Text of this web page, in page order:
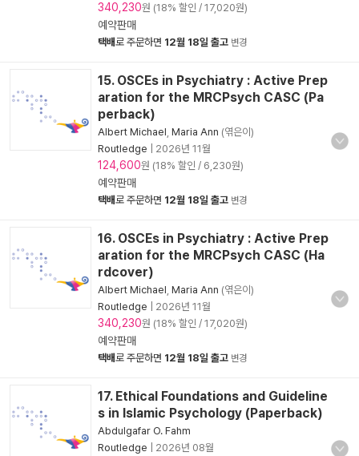
340,230원 (18% 할인 / 17,020원)
예약판매
택배로 주문하면 12월 18일 출고 변경
15. OSCEs in Psychiatry : Active Prep
aration for the MRCPsych CASC (Pa
perback)
Albert Michael Maria Ann (엮은이)
Routledge
2026년 11월
124,600원 (18% 할인 / 6,230원)
예약판매
택배로 주문하면 12월 18일 출고 변경
16. OSCEs in Psychiatry : Active Prep
aration for the MRCPsych CASC (Ha
rdcover)
Albert Michael Maria Ann (엮은이)
Routledge
2026년 11월
340,230원 (18% 할인 / 17,020원)
예약판매
택배로 주문하면 12월 18일 출고 변경
17. Ethical Foundations and Guideline
s in Islamic Psychology (Paperback)
Abdulgafar O. Fahm
Routledge
2026년 08월